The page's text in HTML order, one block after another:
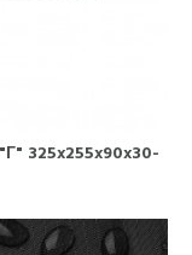
325x255x90x30-